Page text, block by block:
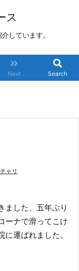
ス
しています。
Next Search
チャリ
ました、五年ぶり
ーナで滑ってこけ
運ばれました。